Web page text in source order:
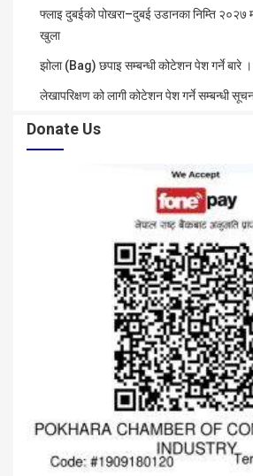
फ्लाइ दुबईको पोखरा–दुबई उडानका निम्ति २०२७
खुला
झोला (Bag) छपाइ सम्बन्धी कोटेशन पेश गर्ने बारे ।
लेखापरिक्षण को लागी कोटेशन पेश गर्ने सम्बन्धी
Donate Us